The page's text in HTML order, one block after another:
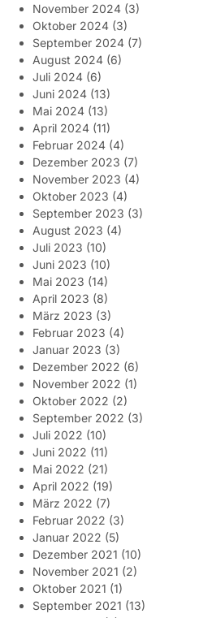
November 2024 (3)
Oktober 2024 (3)
September 2024 (7)
August 2024 (6)
Juli 2024 (6)
Juni 2024 (13)
Mai 2024 (13)
April 2024 (11)
Februar 2024 (4)
Dezember 2023 (7)
November 2023 (4)
Oktober 2023 (4)
September 2023 (3)
August 2023 (4)
Juli 2023 (10)
Juni 2023 (10)
Mai 2023 (14)
April 2023 (8)
März 2023 (3)
Februar 2023 (4)
Januar 2023 (3)
Dezember 2022 (6)
November 2022 (1)
Oktober 2022 (2)
September 2022 (3)
Juli 2022 (10)
Juni 2022 (11)
Mai 2022 (21)
April 2022 (19)
März 2022 (7)
Februar 2022 (3)
Januar 2022 (5)
Dezember 2021 (10)
November 2021 (2)
Oktober 2021 (1)
September 2021 (13)